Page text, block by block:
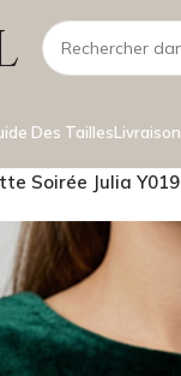
Des TaillesLivraison
Soirée Julia Y019